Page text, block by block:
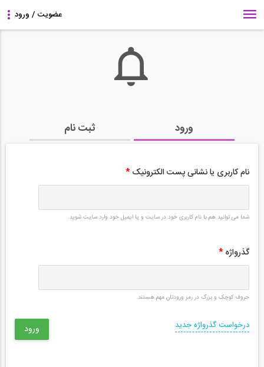
ورود ثبت نام
نام کاربری یا نشانی پست الکترونیک *
شما می توانید هم با نام کاربری خود در سایت و یا ایمیل خود وارد سایت شوید.
گذرواژه *
حروف کوچک و بزرگ در رمز ورودتان مهم هستند.
درخواست گذرواژه جدید